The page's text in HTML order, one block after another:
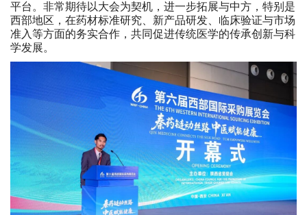
平台。非常期待以大会为契机，进一步拓展与中方，特别是
西部地区，在药材标准研究、新产品研发、临床验证与市场
准入等方面的务实合作，共同促进传统医学的传承创新与科
学发展。